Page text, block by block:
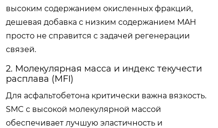
высоким содержанием окисленных фракций,
дешевая добавка с низким содержанием MAH
просто не справится с задачей регенерации
связей.
2. Молекулярная масса и индекс текучести
расплава (MFI)
Для асфальтобетона критически важна вязкость.
SMC с высокой молекулярной массой
обеспечивает лучшую эластичность и